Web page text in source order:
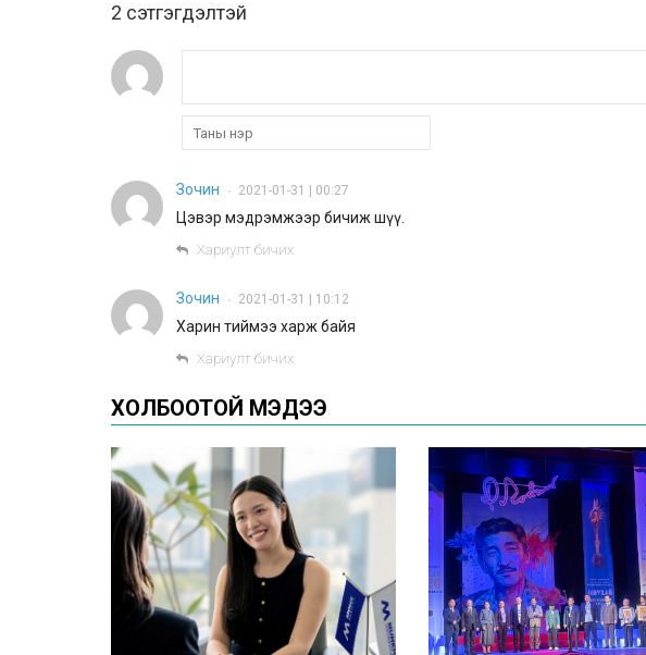
2 cэтгэгдэлтэй
Зочин • 2021-01-31 | 00:27
Цэвэр мэдрэмжээр бичиж шүү.
Хариулт бичих
Зочин • 2021-01-31 | 10:12
Харин тиймээ харж байя
Хариулт бичих
ХОЛБООТОЙ МЭДЭЭ